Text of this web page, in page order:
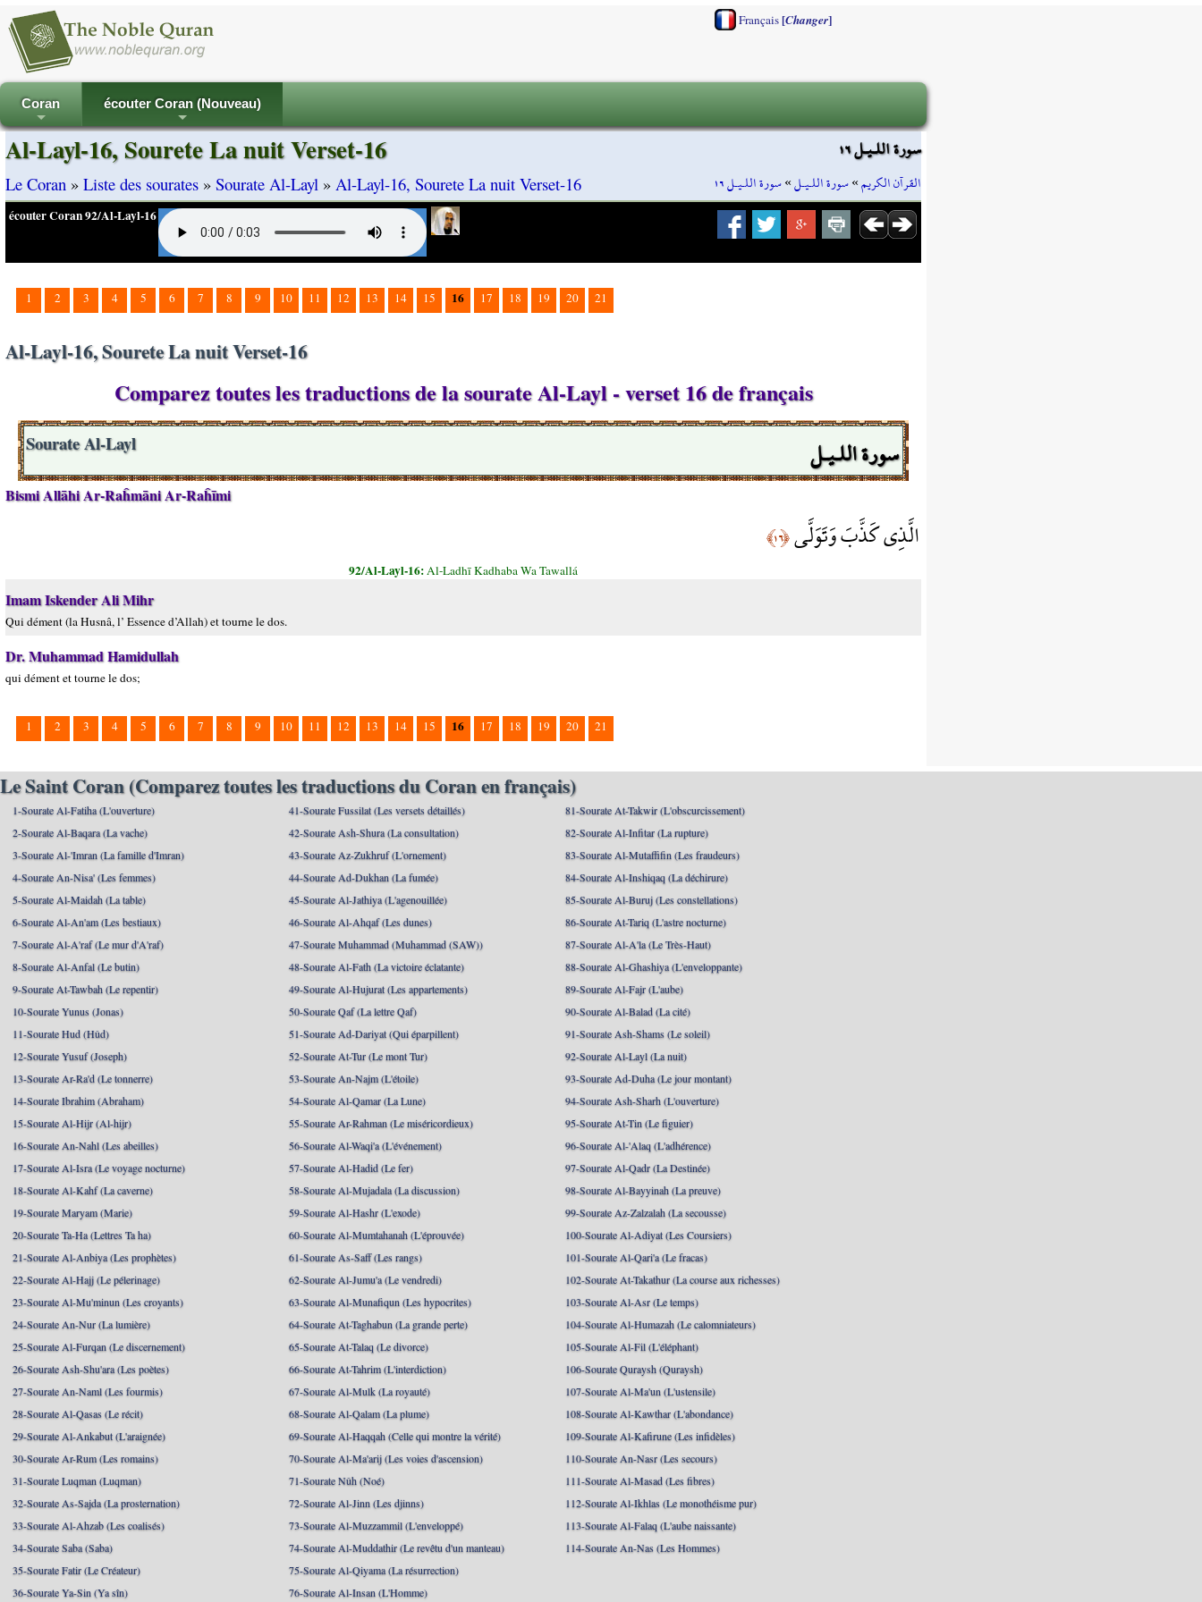
Français[Changer]
+
Coran
+
écouter Coran (Nouveau)
سورة اللـيـل ١٦
القرآن الكريم»سورة اللـيـل»سورة اللـيـل ١٦
Al-Layl-16, Sourete La nuit Verset-16
Le Coran » Liste des sourates » Sourate Al-Layl » Al-Layl-16, Sourete La nuit Verset-16
écouter Coran 92/Al-Layl-16
1 2 3 4 5 6 7 8 9 10 11 12 13 14 15 16 17 18 19 20 21
Al-Layl-16, Sourete La nuit Verset-16
Comparez toutes les traductions de la sourate Al-Layl - verset 16 de français
سورة اللـيـل Sourate Al-Layl
Bismi Allāhi Ar-Raĥmāni Ar-Raĥīmi
الَّذِي كَذَّبَ وَتَوَلَّى﴿١٦﴾
92/Al-Layl-16:Al-Ladhī Kadhaba Wa Tawallá
Imam Iskender Ali Mihr
Qui dément (la Husnâ, l’ Essence d’Allah) et tourne le dos.
Dr. Muhammad Hamidullah
qui dément et tourne le dos;
1 2 3 4 5 6 7 8 9 10 11 12 13 14 15 16 17 18 19 20 21
Le Saint Coran (Comparez toutes les traductions du Coran en français)
1-Sourate Al-Fatiha (L'ouverture)
2-Sourate Al-Baqara (La vache)
3-Sourate Al-'Imran (La famille d'Imran)
4-Sourate An-Nisa' (Les femmes)
5-Sourate Al-Maidah (La table)
6-Sourate Al-An'am (Les bestiaux)
7-Sourate Al-A'raf (Le mur d'A'raf)
8-Sourate Al-Anfal (Le butin)
9-Sourate At-Tawbah (Le repentir)
10-Sourate Yunus (Jonas)
11-Sourate Hud (Hûd)
12-Sourate Yusuf (Joseph)
13-Sourate Ar-Ra'd (Le tonnerre)
14-Sourate Ibrahim (Abraham)
15-Sourate Al-Hijr (Al-hijr)
16-Sourate An-Nahl (Les abeilles)
17-Sourate Al-Isra (Le voyage nocturne)
18-Sourate Al-Kahf (La caverne)
19-Sourate Maryam (Marie)
20-Sourate Ta-Ha (Lettres Ta ha)
21-Sourate Al-Anbiya (Les prophètes)
22-Sourate Al-Hajj (Le pélerinage)
23-Sourate Al-Mu'minun (Les croyants)
24-Sourate An-Nur (La lumière)
25-Sourate Al-Furqan (Le discernement)
26-Sourate Ash-Shu'ara (Les poètes)
27-Sourate An-Naml (Les fourmis)
28-Sourate Al-Qasas (Le récit)
29-Sourate Al-Ankabut (L'araignée)
30-Sourate Ar-Rum (Les romains)
31-Sourate Luqman (Luqman)
32-Sourate As-Sajda (La prosternation)
33-Sourate Al-Ahzab (Les coalisés)
34-Sourate Saba (Saba)
35-Sourate Fatir (Le Créateur)
36-Sourate Ya-Sin (Ya sîn)
41-Sourate Fussilat (Les versets détaillés)
42-Sourate Ash-Shura (La consultation)
43-Sourate Az-Zukhruf (L'ornement)
44-Sourate Ad-Dukhan (La fumée)
45-Sourate Al-Jathiya (L'agenouillée)
46-Sourate Al-Ahqaf (Les dunes)
47-Sourate Muhammad (Muhammad (SAW))
48-Sourate Al-Fath (La victoire éclatante)
49-Sourate Al-Hujurat (Les appartements)
50-Sourate Qaf (La lettre Qaf)
51-Sourate Ad-Dariyat (Qui éparpillent)
52-Sourate At-Tur (Le mont Tur)
53-Sourate An-Najm (L'étoile)
54-Sourate Al-Qamar (La Lune)
55-Sourate Ar-Rahman (Le miséricordieux)
56-Sourate Al-Waqi'a (L'événement)
57-Sourate Al-Hadid (Le fer)
58-Sourate Al-Mujadala (La discussion)
59-Sourate Al-Hashr (L'exode)
60-Sourate Al-Mumtahanah (L'éprouvée)
61-Sourate As-Saff (Les rangs)
62-Sourate Al-Jumu'a (Le vendredi)
63-Sourate Al-Munafiqun (Les hypocrites)
64-Sourate At-Taghabun (La grande perte)
65-Sourate At-Talaq (Le divorce)
66-Sourate At-Tahrim (L'interdiction)
67-Sourate Al-Mulk (La royauté)
68-Sourate Al-Qalam (La plume)
69-Sourate Al-Haqqah (Celle qui montre la vérité)
70-Sourate Al-Ma'arij (Les voies d'ascension)
71-Sourate Nûh (Noé)
72-Sourate Al-Jinn (Les djinns)
73-Sourate Al-Muzzammil (L'enveloppé)
74-Sourate Al-Muddathir (Le revêtu d'un manteau)
75-Sourate Al-Qiyama (La résurrection)
76-Sourate Al-Insan (L'Homme)
81-Sourate At-Takwir (L'obscurcissement)
82-Sourate Al-Infitar (La rupture)
83-Sourate Al-Mutaffifin (Les fraudeurs)
84-Sourate Al-Inshiqaq (La déchirure)
85-Sourate Al-Buruj (Les constellations)
86-Sourate At-Tariq (L'astre nocturne)
87-Sourate Al-A'la (Le Très-Haut)
88-Sourate Al-Ghashiya (L'enveloppante)
89-Sourate Al-Fajr (L'aube)
90-Sourate Al-Balad (La cité)
91-Sourate Ash-Shams (Le soleil)
92-Sourate Al-Layl (La nuit)
93-Sourate Ad-Duha (Le jour montant)
94-Sourate Ash-Sharh (L'ouverture)
95-Sourate At-Tin (Le figuier)
96-Sourate Al-'Alaq (L'adhérence)
97-Sourate Al-Qadr (La Destinée)
98-Sourate Al-Bayyinah (La preuve)
99-Sourate Az-Zalzalah (La secousse)
100-Sourate Al-Adiyat (Les Coursiers)
101-Sourate Al-Qari'a (Le fracas)
102-Sourate At-Takathur (La course aux richesses)
103-Sourate Al-Asr (Le temps)
104-Sourate Al-Humazah (Le calomniateurs)
105-Sourate Al-Fil (L'éléphant)
106-Sourate Quraysh (Quraysh)
107-Sourate Al-Ma'un (L'ustensile)
108-Sourate Al-Kawthar (L'abondance)
109-Sourate Al-Kafirune (Les infidèles)
110-Sourate An-Nasr (Les secours)
111-Sourate Al-Masad (Les fibres)
112-Sourate Al-Ikhlas (Le monothéisme pur)
113-Sourate Al-Falaq (L'aube naissante)
114-Sourate An-Nas (Les Hommes)